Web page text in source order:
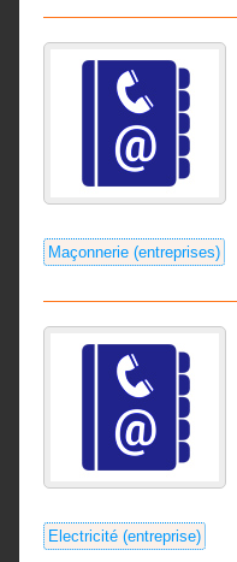
Maçonnerie (entreprises)
Electricité (entreprise)